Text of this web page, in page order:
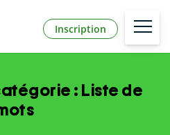
Inscription
: Liste de